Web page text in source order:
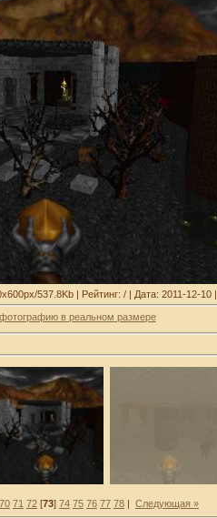
537.8Kb | Рейтинг: / | Дата: 2011-12-10 |
в реальном размере
70 71 72[73] 74 75 76 77 78| Следующая »